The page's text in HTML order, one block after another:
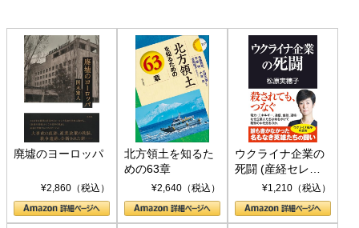
廃墟のヨーロッパ
¥2,860（税込）
北方領土を知るた
めの63章
¥2,640（税込）
ウクライナ企業の
死闘 (産経セレク
ト S 039)¥1,210（税込）